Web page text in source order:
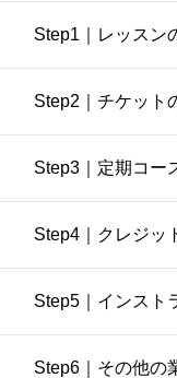
認し導入を検討しよ
Step1｜レッスン
認しよう
Step2｜チケット
法を決めよう
Step3｜定期コー
プション）の業
Step4｜クレジッ
よう
Step5｜インスト
算とインボイス対
Step6｜その他の